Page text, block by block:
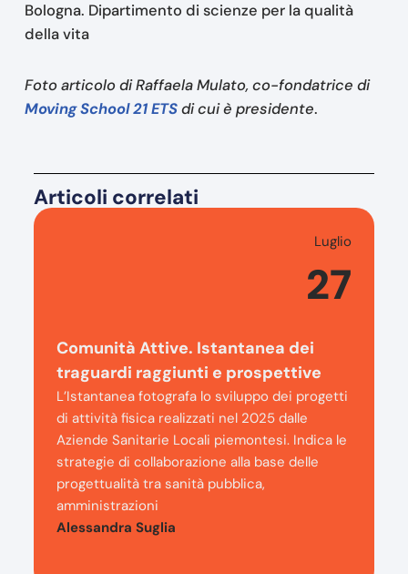
Bologna. Dipartimento di scienze per la qualità
della vita
Foto articolo di Raffaela Mulato, co-fondatrice di
Moving School 21 ETSdi cui è presidente.
Articoli correlati
Luglio
27
Comunità Attive. Istantanea dei
traguardi raggiunti e prospettive
L’Istantanea fotografa lo sviluppo dei progetti
di attività fisica realizzati nel 2025 dalle
Aziende Sanitarie Locali piemontesi. Indica le
strategie di collaborazione alla base delle
progettualità tra sanità pubblica,
amministrazioni
Alessandra Suglia